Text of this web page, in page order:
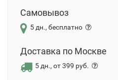
Самовывоз
5 дн., бесплатно
Доставка по Москве
5 дн., от 399 руб.